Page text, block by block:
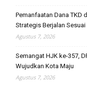
Pemanfaatan Dana TKD
Strategis Berjalan Sesuai
Agustus 7, 2026
Semangat HJK ke-357,
Wujudkan Kota Maju
Agustus 7, 2026